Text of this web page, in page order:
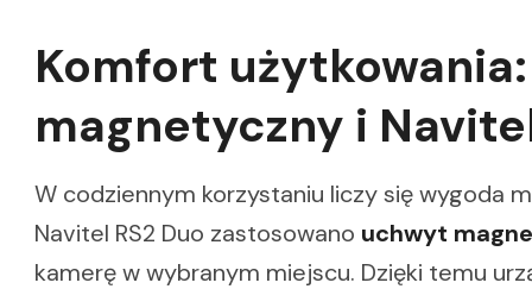
Komfort
magnetyczny i
W codziennym korzystaniu liczy się wygoda
Navitel RS2 Duo zastosowano uchwyt
kamerę w wybranym miejscu. Dzięki temu